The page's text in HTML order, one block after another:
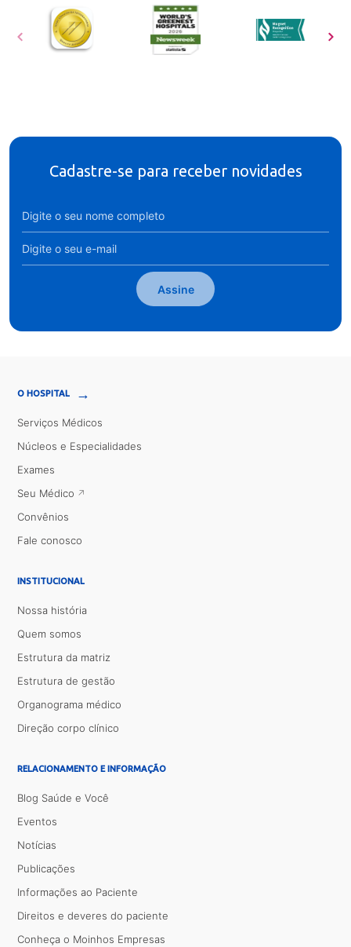
Cadastre-se para receber novidades
Assine
O HOSPITAL →
Serviços Médicos
Núcleos e Especialidades
Exames
Seu Médico
Convênios
Fale conosco
INSTITUCIONAL
Nossa história
Quem somos
Estrutura da matriz
Estrutura de gestão
Organograma médico
Direção corpo clínico
RELACIONAMENTO E INFORMAÇÃO
Blog Saúde e Você
Eventos
Notícias
Publicações
Informações ao Paciente
Direitos e deveres do paciente
Conheça o Moinhos Empresas